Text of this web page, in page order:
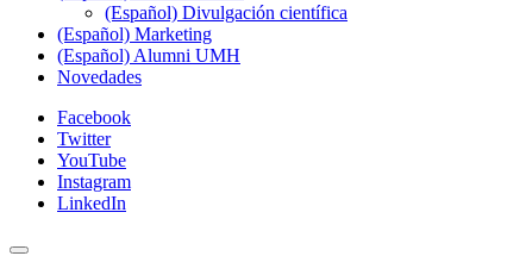
(Español) Divulgación científica
(Español) Marketing
(Español) Alumni UMH
Novedades
Facebook
Twitter
YouTube
Instagram
LinkedIn